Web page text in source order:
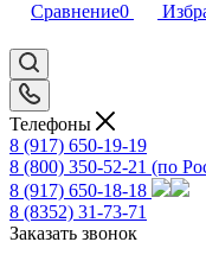
Сравнение0
Телефоны
8 (917) 650-19-19
8 (800) 350-52-21 (по
8 (917) 650-18-18
8 (8352) 31-73-71
Заказать звонок